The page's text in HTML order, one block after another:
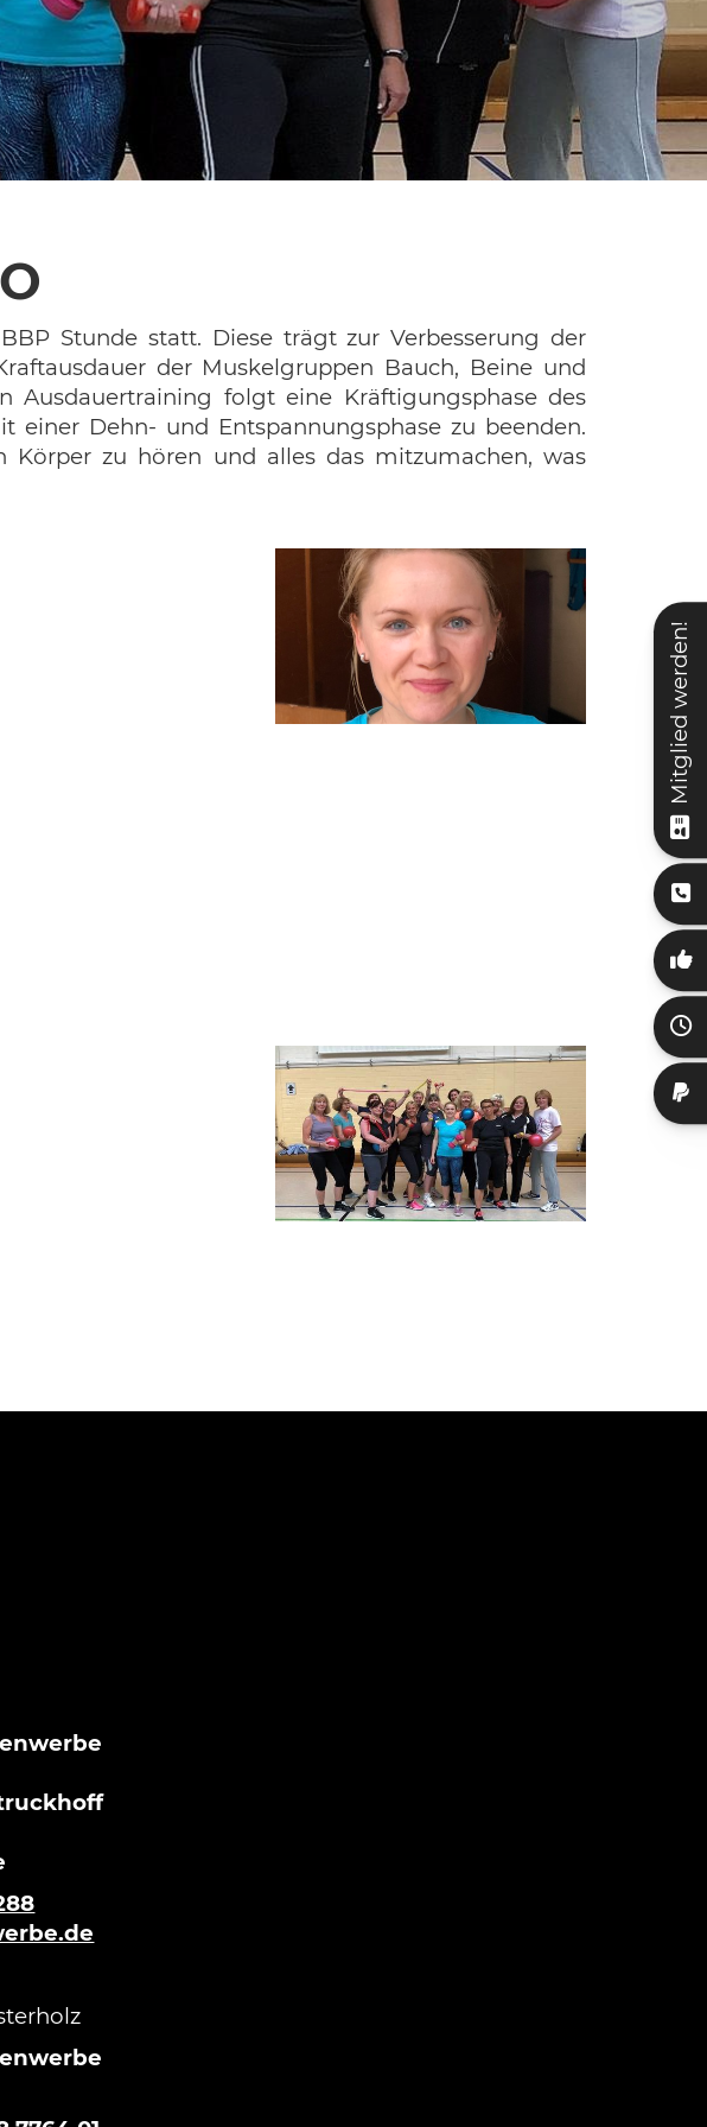
Stunde statt. Diese trägt zur Verbesserung der
der Muskelgruppen Bauch, Beine und
Ausdauertraining folgt eine Kräftigungsphase des
einer Dehn- und Entspannungsphase zu beenden.
zu hören und alles das mitzumachen, was
Mitglied werden!